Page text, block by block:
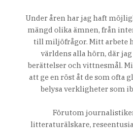
Under åren har jag haft
mängd olika ämnen, från
till miljöfrågor. Mitt arbete
världens alla hörn, där
berättelser och vittnesmål.
att ge en röst åt de som ofta
belysa verkligheter som
Förutom
litteraturälskare,